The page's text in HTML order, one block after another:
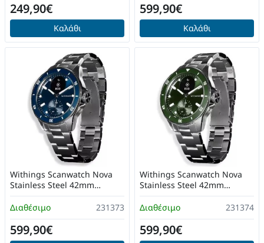
249,90€
Καλάθι
599,90€
Καλάθι
Διαθέσιμο 231373
Withings Scanwatch Nova
Stainless Steel 42mm
Αδιάβροχο με Παλμογράφο
(Dark Blue)
599,90€
Διαθέσιμο 231374
Withings Scanwatch Nova
Stainless Steel 42mm
Αδιάβροχο με Παλμογράφο
(Dark Green)
599,90€